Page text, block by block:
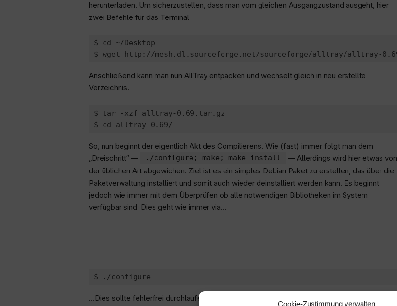
Cookie-Zustimmung verwalten
herunterladen. Um sicherzustellen, dass man vom gleichen Ausgangzustand ausgeht, hier
zwei Befehle für das Terminal
$ cd ~/Desktop
Anschließend kann man nun AllTray entpacken und wechselt gleich in neu erstellte
Verzeichnis.
$ tar -xzf alltray-0.69.tar.gz
So, nun beginnt der eigentlich Akt des Compilierens. Wie (fast) immer folgt man dem
„Dreischritt“ —
./configure; make; make install
— Allerdings wird hier etwas von
der üblichen Art abgewichen. Ziel ist es ein simples Debian Paket zu erstellen, das über die
Paketverwaltung installiert und somit auch wieder deinstalliert werden kann. Es beginnt
jedoch wie immer mit dem Überprüfen ob alle notwendigen Bibliotheken im System
verfügbar sind. Dies geht wie immer via…
…Dies sollte fehlerfrei durchlaufen, da Anfangs ja alle nötigen Bibliotheken installiert wurden.